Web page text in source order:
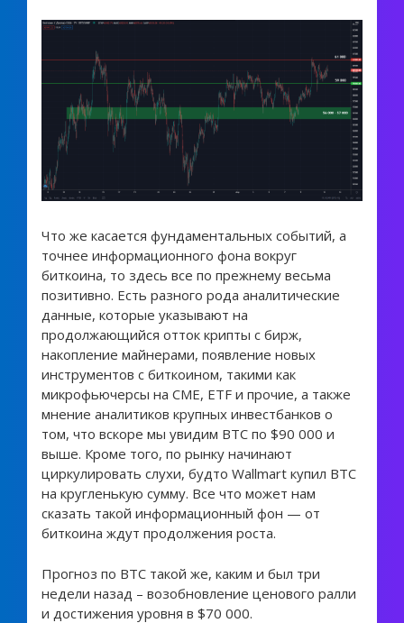
Что же касается фундаментальных событий, а
точнее информационного фона вокруг
биткоина, то здесь все по прежнему весьма
позитивно. Есть разного рода аналитические
данные, которые указывают на
продолжающийся отток крипты с бирж,
накопление майнерами, появление новых
инструментов с биткоином, такими как
микрофьючерсы на CME, ETF и прочие, а также
мнение аналитиков крупных инвестбанков о
том, что вскоре мы увидим BTC по $90 000 и
выше. Кроме того, по рынку начинают
циркулировать слухи, будто Wallmart купил BTC
на кругленькую сумму. Все что может нам
сказать такой информационный фон — от
биткоина ждут продолжения роста.
Прогноз по BTC такой же, каким и был три
недели назад – возобновление ценового ралли
и достижения уровня в $70 000.